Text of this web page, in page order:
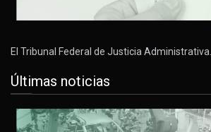
El Tribunal Federal de Justicia Administrativa…
Últimas noticias